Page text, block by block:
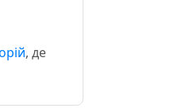
, де